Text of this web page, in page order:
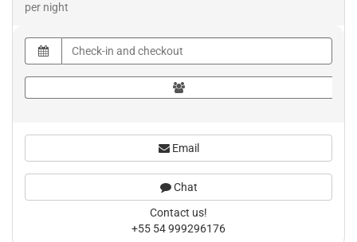
per night
Email
Chat
Contact us!
+55 54 999296176